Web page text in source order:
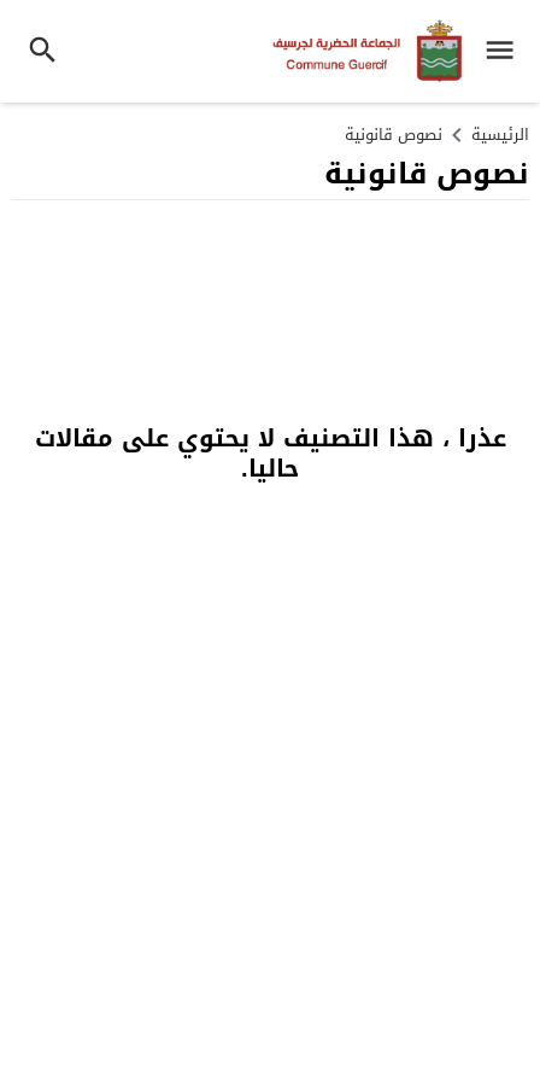
الرئيسية نصوص قانونية
نصوص قانونية
عذرا ، هذا التصنيف لا يحتوي على مقالات
حاليا.